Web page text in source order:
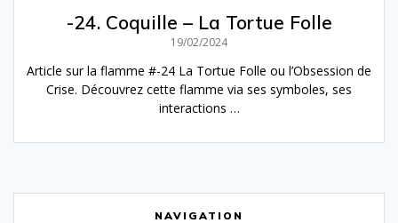
-24. Coquille – La Tortue Folle
19/02/2024
Article sur la flamme #-24 La Tortue Folle ou l’Obsession de
Crise. Découvrez cette flamme via ses symboles, ses
interactions …
NAVIGATION